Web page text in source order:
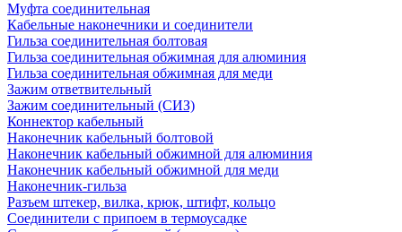
Муфта соединительная
Кабельные наконечники и соединители
Гильза соединительная болтовая
Гильза соединительная обжимная для алюминия
Гильза соединительная обжимная для меди
Зажим ответвительный
Зажим соединительный (СИЗ)
Коннектор кабельный
Наконечник кабельный болтовой
Наконечник кабельный обжимной для алюминия
Наконечник кабельный обжимной для меди
Наконечник-гильза
Разъем штекер, вилка, крюк, штифт, кольцо
Соединители с припоем в термоусадке